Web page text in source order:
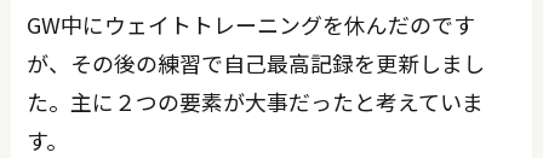
GW中にウェイトトレーニングを休んだのです
が、その後の練習で自己最高記録を更新しまし
た。主に２つの要素が大事だったと考えていま
す。